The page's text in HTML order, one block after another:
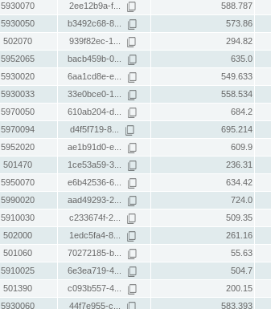
5930070 2ee12b9a-f... 588.787
5930050 b3492c68-8... 573.86
502070 939f82ec-1... 294.82
5952065 bacb459b-0... 635.0
5930020 6aa1cd8e-e... 549.633
5930033 33e0bce0-1... 558.534
5970050 610ab204-d... 684.2
5970094 d4f5f719-8... 695.214
5952020 ae1b91d0-e... 609.9
501470 1ce53a59-3... 236.31
5950070 e6b42536-6... 634.42
5990020 aad49293-2... 724.0
5910030 c233674f-2... 509.35
502000 1edc5fa4-8... 261.16
501060 70272185-b... 55.63
5910025 6e3ea719-4... 504.7
501390 c093b557-4... 200.15
5930060 44f7e955-c... 583.393